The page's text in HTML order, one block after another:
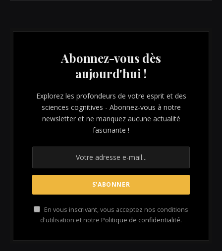
Abonnez-vous dès
aujourd'hui !
Explorez les profondeurs de votre esprit et des
sciences cognitives - Abonnez-vous à notre
newsletter et ne manquez aucune actualité
fascinante !
En vous inscrivant, vous acceptez nos conditions
d'utilisation et notre Politique de confidentialité.